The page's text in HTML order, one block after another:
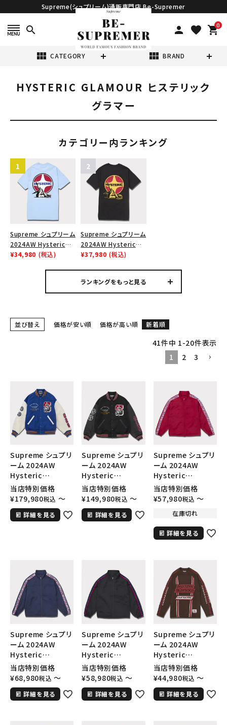
Supreme(シュプリーム)通販専門店 Be-Supremer
search person favorite 0
shopping_cart
view_module CATEGORY view_module BRAND
search
表示する商品はありません。
NEW ITEMS
Tシャツ・ロングスリーブ
パーカー・トレーナー
ジャケット・アウター
ニット帽・ビーニー
パンツ・ショーツ
アクセサリー
COLLABORATION BRAND
SEASON
CONTENTS
ACCOUNT MENU
Follow us
HYSTERIC GLAMOUR ヒステリック
グラマー
カテゴリー内ランキング
Supreme シュプリーム
2024AW Hysteric
Glamour Pin Up Tee
¥34,980 (税込)
Supreme シュプリーム
2024AW Hysteric
Glamour Pin Up Tee
ク 黒
¥37,980 (税込)
ランキングをもっと見る
並び替え 価格が安い順 価格が高い順 新着順
41件中 1-20件表示
1
2 3
Supreme シュプリ
ーム 2024AW
Hysteric
Glamour Varsity
Jacket ヒステリッ
クグラマーバーシテ
ィジャケット ロイヤ
当店特別価格
¥179,980税込 〜
詳細を見る
Supreme シュプリ
ーム 2024AW
Hysteric
Glamour Varsity
Jacket ヒステリッ
クグラマーバーシテ
ィジャケット ブラッ
当店特別価格
¥149,980税込 〜
詳細を見る
Supreme シュプリ
ーム 2024AW
Hysteric
Glamour Track
Jacket ヒステリッ
クグラマートラック
ジャケット レッド 赤
当店特別価格
¥57,980税込 〜
在庫切れ
詳細を見る
Supreme シュプリ
ーム 2024AW
Hysteric
Glamour Track
Jacket ヒステリッ
クグラマートラック
ジャケット ネイビー
当店特別価格
¥68,980税込 〜
詳細を見る
Supreme シュプリ
ーム 2024AW
Hysteric
Glamour Track
Jacket ヒステリッ
クグラマートラック
ジャケット ブラック
当店特別価格
¥58,980税込 〜
詳細を見る
Supreme シュプリ
ーム 2024AW
Hysteric
Glamour Mesh
L/S Top ヒステリッ
クグラマーメッシュ
ロングスリーブトッ
当店特別価格
¥44,980税込 〜
詳細を見る